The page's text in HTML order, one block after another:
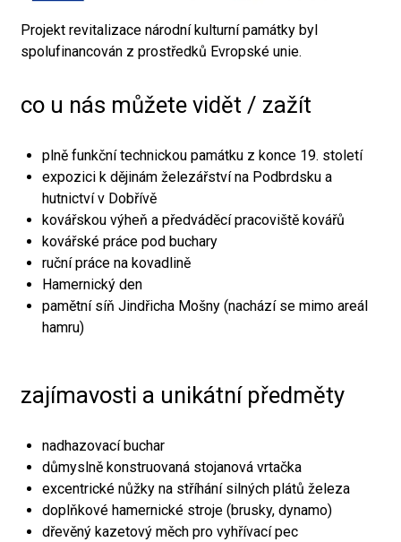
Projekt revitalizace národní kulturní památky byl
spolufinancován z prostředků Evropské unie.
co u nás můžete vidět / zažít
plně funkční technickou památku z konce 19. století
expozici k dějinám železářství na Podbrdsku a
hutnictví v Dobřívě
kovářskou výheň a předváděcí pracoviště kovářů
kovářské práce pod buchary
ruční práce na kovadlině
Hamernický den
pamětní síň Jindřicha Mošny (nachází se mimo areál
hamru)
zajímavosti a unikátní předměty
nadhazovací buchar
důmyslně konstruovaná stojanová vrtačka
excentrické nůžky na stříhání silných plátů železa
doplňkové hamernické stroje (brusky, dynamo)
dřevěný kazetový měch pro vyhřívací pec